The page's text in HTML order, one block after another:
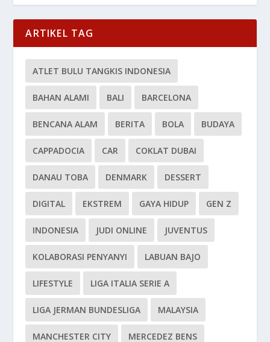
ARTIKEL TAG
ATLET BULU TANGKIS INDONESIA
BAHAN ALAMI BALI BARCELONA
BENCANA ALAM BERITA BOLA BUDAYA
CAPPADOCIA CAR COKLAT DUBAI
DANAU TOBA DENMARK DESSERT
DIGITAL EKSTREM GAYA HIDUP GEN Z
INDONESIA JUDI ONLINE JUVENTUS
KOLABORASI PENYANYI LABUAN BAJO
LIFESTYLE LIGA ITALIA SERIE A
LIGA JERMAN BUNDESLIGA MALAYSIA
MANCHESTER CITY MERCEDEZ BENS